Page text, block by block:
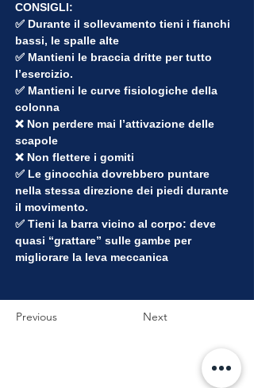
CONSIGLI:
✅ Durante il sollevamento tieni i fianchi
bassi, le spalle alte
✅ Mantieni le braccia dritte per tutto
l’esercizio.
✅ Mantieni le curve fisiologiche della
colonna
❌ Non perdere mai l’attivazione delle
scapole
❌ Non flettere i gomiti
✅ Le ginocchia dovrebbero puntare
nella stessa direzione dei piedi durante
il movimento.
✅ Tieni la barra vicino al corpo: deve
quasi “grattare” sulle gambe per
migliorare la leva meccanica
Previous Next